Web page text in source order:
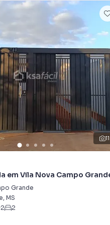
É fácil, rápido e gratuito!
cidades do Brasil,
você consegue
Já vendemos e
Grande. Isso porque
para Campo
uma maior
time de programadores,
atender proprietários e
11
em Vila Nova Campo
Grande
, MS
2 2